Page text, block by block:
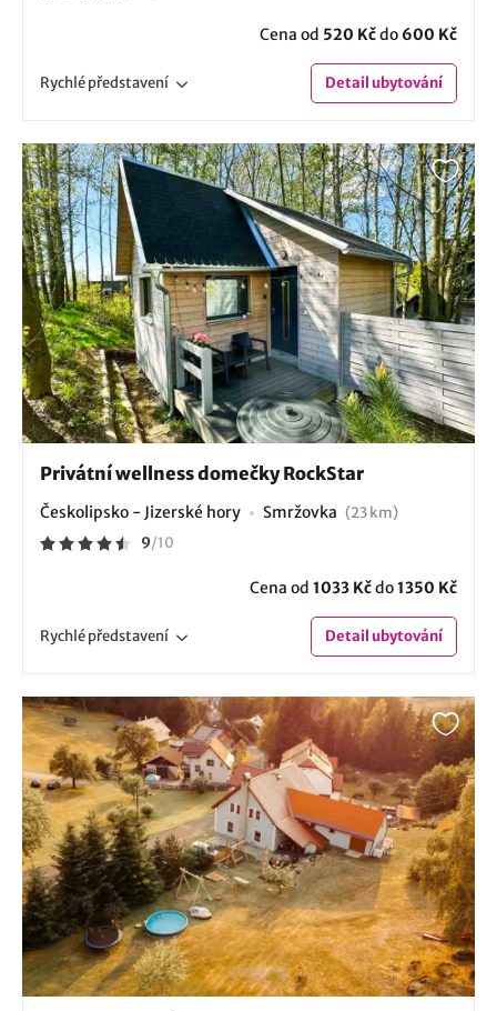
Cena od 520 Kčdo 600 Kč
Rychlépředstavení Detailubytování
Privátní wellness domečky RockStar
Českolipsko - Jizerské hory Smržovka (23 km)
9/10
Cena od 1033 Kčdo1350 Kč
Rychlépředstavení Detailubytování